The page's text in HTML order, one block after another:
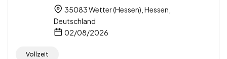
35083 Wetter (Hessen), Hessen,
Deutschland
02/08/2026
Vollzeit